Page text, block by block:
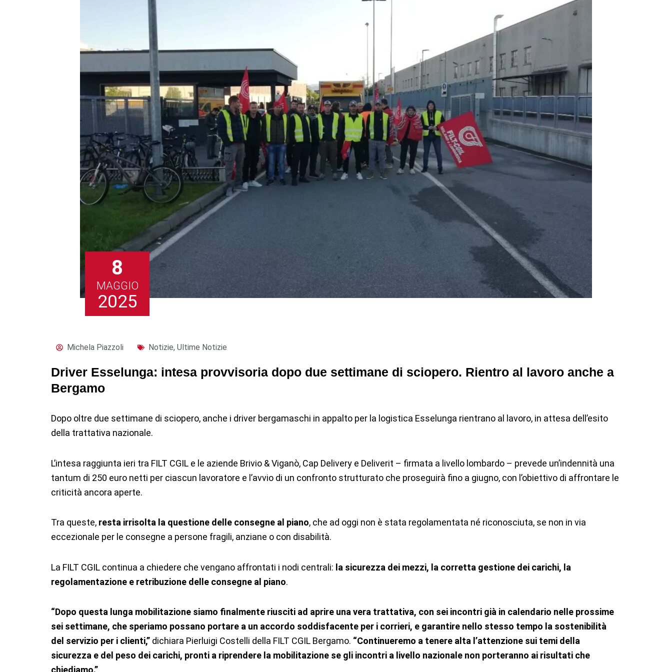
8
MAGGIO
2025
Michela Piazzoli Notizie, Ultime Notizie
Driver Esselunga: intesa provvisoria dopo due settimane di sciopero. Rientro al lavoro anche a
Bergamo
Dopo oltre due settimane di sciopero, anche i driver bergamaschi in appalto per la logistica Esselunga rientrano al lavoro, in attesa dell’esito
della trattativa nazionale.
L’intesa raggiunta ieri tra FILT CGIL e le aziende Brivio & Viganò, Cap Delivery e Deliverit – firmata a livello lombardo – prevede un’indennità una
tantum di 250 euro netti per ciascun lavoratore e l’avvio di un confronto strutturato che proseguirà fino a giugno, con l’obiettivo di affrontare le
criticità ancora aperte.
Tra queste, resta irrisolta la questione delle consegne al piano, che ad oggi non è stata regolamentata né riconosciuta, se non in via
eccezionale per le consegne a persone fragili, anziane o con disabilità.
La FILT CGIL continua a chiedere che vengano affrontati i nodi centrali: la sicurezza dei mezzi, la corretta gestione dei carichi, la
regolamentazione e retribuzione delle consegne al piano.
“Dopo questa lunga mobilitazione siamo finalmente riusciti ad aprire una vera trattativa, con sei incontri già in calendario nelle prossime
sei settimane, che speriamo possano portare a un accordo soddisfacente per i corrieri, e garantire nello stesso tempo la sostenibilità
del servizio per i clienti,” dichiara Pierluigi Costelli della FILT CGIL Bergamo. “Continueremo a tenere alta l’attenzione sui temi della
sicurezza e del peso dei carichi, pronti a riprendere la mobilitazione se gli incontri a livello nazionale non porteranno ai risultati che
chiediamo.”